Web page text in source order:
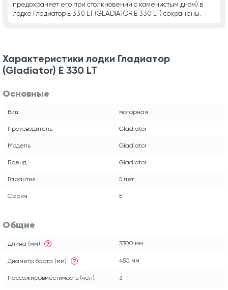
предохраняет его при столкновении с каменистым дном) в
лодке Гладиатор E 330 LT (GLADIATOR E 330 LT) сохранены.
Характеристики лодки Гладиатор
(Gladiator) E 330 LT
Основные
Вид моторная
Производитель Gladiator
Модель Gladiator
Бренд Gladiator
Гарантия 5 лет
Серия E
Общие
Длина (мм) ? 3300 мм
Диаметр борта (мм) ? 450 мм
Пассажировместимость (чел) 3